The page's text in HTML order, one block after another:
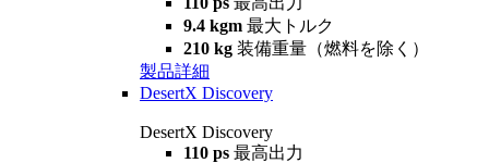
9.4 kgm 最大トルク
210 kg 装備重量（燃料を除く）
製品詳細
DesertX Discovery
DesertX Discovery
110 ps 最高出力